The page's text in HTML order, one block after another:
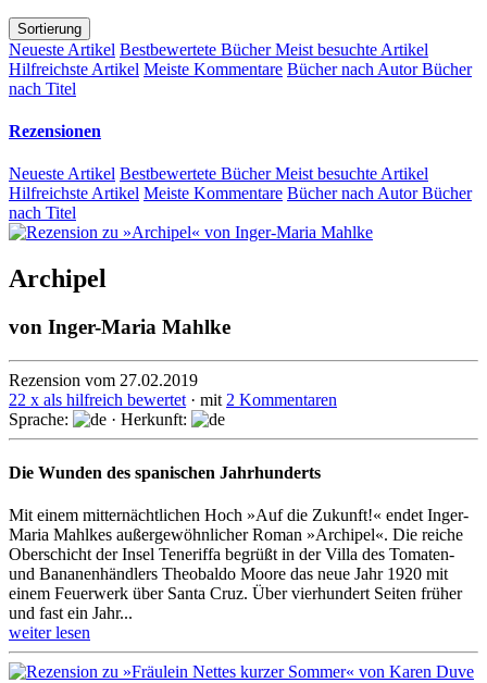
Sortierung
Neueste Artikel Bestbewertete BücherMeist besuchte Artikel
Hilfreichste Artikel Meiste Kommentare Bücher nach AutorBücher
nach Titel
Rezensionen
Neueste Artikel Bestbewertete BücherMeist besuchte Artikel
Hilfreichste Artikel Meiste Kommentare Bücher nach AutorBücher
nach Titel
Archipel
von Inger-Maria Mahlke
Rezension vom 27.02.2019
22 x als hilfreich bewertet · mit 2 Kommentaren
Sprache:
· Herkunft:
Die Wunden des spanischen Jahrhunderts
Mit einem mitternächtlichen Hoch »Auf die Zukunft!« endet Inger-
Maria Mahlkes außer­gewöhn­licher Roman »Archipel«. Die reiche
Oberschicht der Insel Teneriffa begrüßt in der Villa des Tomaten-
und Bananen­händlers Theobaldo Moore das neue Jahr 1920 mit
einem Feuerwerk über Santa Cruz. Über vierhundert Seiten früher
und fast ein Jahr...
weiter lesen